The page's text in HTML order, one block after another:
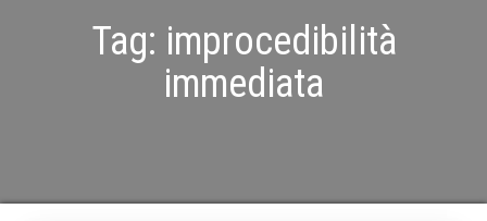
Tag: improcedibilità
immediata